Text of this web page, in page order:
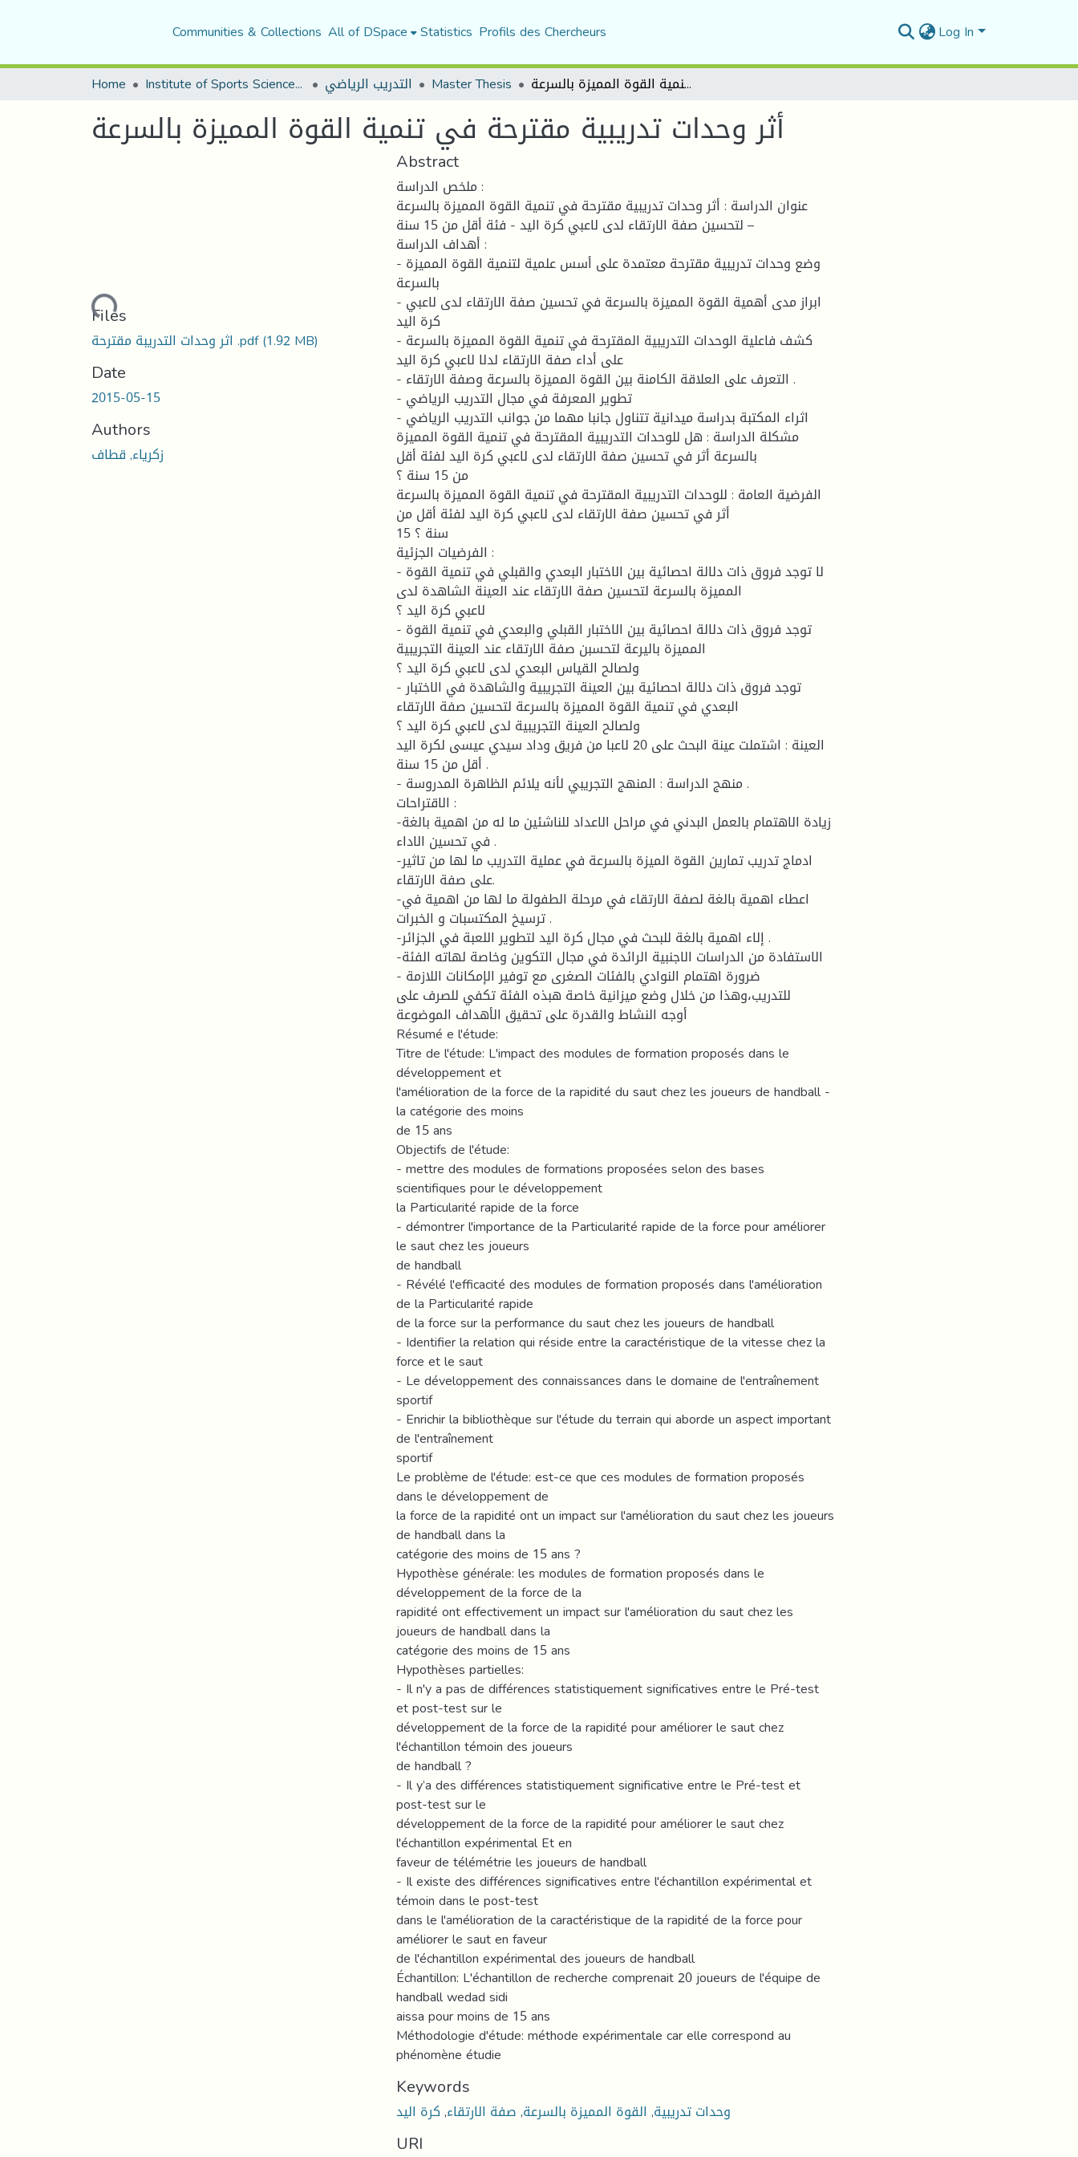
Communities & Collections All of DSpace Statistics Profils des Chercheurs Log In
Home Institute of Sports Sciences and Techniques التدريب الرياضي Master Thesis أثر وحدات تدريبية مقترحة في تنمية القوة المميزة بالسرعة
أثر وحدات تدريبية مقترحة في تنمية القوة المميزة بالسرعة
Loading...
Files
اثر وحدات التدريبة مقترحة .pdf(1.92 MB)
Date
2015-05-15
Authors
زكرياء, قطاف
Abstract
ملخص الدراسة :
عنوان الدراسة : أثر وحدات تدريبية مقترحة في تنمية القوة المميزة بالسرعة
لتحسين صفة الارتقاء لدى لاعبي كرة اليد - فئة أقل من 15 سنة –
أهداف الدراسة :
- وضع وحدات تدريبية مقترحة معتمدة على أسس علمية لتنمية القوة المميزة
بالسرعة
- ابراز مدى أهمية القوة المميزة بالسرعة في تحسين صفة الارتقاء لدى لاعبي
كرة اليد
- كشف فاعلية الوحدات التدريبية المقترحة في تنمية القوة المميزة بالسرعة
على أداء صفة الارتقاء لدلا لاعبي كرة اليد
- التعرف على العلاقة الكامنة بين القوة المميزة بالسرعة وصفة الارتقاء .
- تطوير المعرفة في مجال التدريب الرياضي
- اثراء المكتبة بدراسة ميدانية تتناول جانبا مهما من جوانب التدريب الرياضي
مشكلة الدراسة : هل للوحدات التدريبية المقترحة في تنمية القوة المميزة
بالسرعة أثر في تحسين صفة الارتقاء لدى لاعبي كرة اليد لفئة أقل
من 15 سنة ؟
الفرضية العامة : للوحدات التدريبية المقترحة في تنمية القوة المميزة بالسرعة
أثر في تحسين صفة الارتقاء لدى لاعبي كرة اليد لفئة أقل من
15 سنة ؟
الفرضيات الجزئية :
- لا توجد فروق ذات دلالة احصائية بين الاختبار البعدي والقبلي في تنمية القوة
المميزة بالسرعة لتحسين صفة الارتقاء عند العينة الشاهدة لدى
لاعبي كرة اليد ؟
- توجد فروق ذات دلالة احصائية بين الاختبار القبلي والبعدي في تنمية القوة
المميزة باليرعة لتحسبن صفة الارتقاء عند العينة التجريبية
ولصالح القياس البعدي لدى لاعبي كرة اليد ؟
- توجد فروق ذات دلالة احصائية بين العينة التجريبية والشاهدة في الاختبار
البعدي في تنمية القوة المميزة بالسرعة لتحسين صفة الارتقاء
ولصالح العينة التجريبية لدى لاعبي كرة اليد ؟
العينة : اشتملت عينة البحث على 20 لاعبا من فريق وداد سيدي عيسى لكرة اليد
أقل من 15 سنة .
- منهج الدراسة : المنهج التجريبي لأنه يلائم الظاهرة المدروسة .
الاقتراحات :
-زيادة الاهتمام بالعمل البدني في مراحل الاعداد للناشئين ما له من اهمية بالغة
في تحسين الاداء .
-ادماج تدريب تمارين القوة الميزة بالسرعة في عملية التدريب ما لها من تاثير
على صفة الارتقاء.
-اعطاء اهمية بالغة لصفة الارتقاء في مرحلة الطفولة ما لها من اهمية في
ترسيخ المكتسبات و الخبرات .
-إلاء اهمية بالغة للبحث في مجال كرة اليد لتطوير اللعبة في الجزائر .
-الاستفادة من الدراسات الاجنبية الرائدة في مجال التكوين وخاصة لهاته الفئة
- ضرورة اهتمام النوادي بالفئات الصغرى مع توفير الإمكانات اللازمة
للتدريب،وهذا من خلال وضع ميزانية خاصة هبذه الفئة تكفي للصرف على
أوجه النشاط والقدرة على تحقيق الأهداف الموضوعة
Résumé e l'étude:
Titre de l'étude: L'impact des modules de formation proposés dans le
développement et
l'amélioration de la force de la rapidité du saut chez les joueurs de handball -
la catégorie des moins
de 15 ans
Objectifs de l'étude:
- mettre des modules de formations proposées selon des bases
scientifiques pour le développement
la Particularité rapide de la force
- démontrer l'importance de la Particularité rapide de la force pour améliorer
le saut chez les joueurs
de handball
- Révélé l'efficacité des modules de formation proposés dans l'amélioration
de la Particularité rapide
de la force sur la performance du saut chez les joueurs de handball
- Identifier la relation qui réside entre la caractéristique de la vitesse chez la
force et le saut
- Le développement des connaissances dans le domaine de l'entraînement
sportif
- Enrichir la bibliothèque sur l'étude du terrain qui aborde un aspect important
de l'entraînement
sportif
Le problème de l'étude: est-ce que ces modules de formation proposés
dans le développement de
la force de la rapidité ont un impact sur l'amélioration du saut chez les joueurs
de handball dans la
catégorie des moins de 15 ans ?
Hypothèse générale: les modules de formation proposés dans le
développement de la force de la
rapidité ont effectivement un impact sur l'amélioration du saut chez les
joueurs de handball dans la
catégorie des moins de 15 ans
Hypothèses partielles:
- Il n'y a pas de différences statistiquement significatives entre le Pré-test
et post-test sur le
développement de la force de la rapidité pour améliorer le saut chez
l'échantillon témoin des joueurs
de handball ?
- Il y’a des différences statistiquement significative entre le Pré-test et
post-test sur le
développement de la force de la rapidité pour améliorer le saut chez
l'échantillon expérimental Et en
faveur de télémétrie les joueurs de handball
- Il existe des différences significatives entre l'échantillon expérimental et
témoin dans le post-test
dans le l'amélioration de la caractéristique de la rapidité de la force pour
améliorer le saut en faveur
de l'échantillon expérimental des joueurs de handball
Échantillon: L'échantillon de recherche comprenait 20 joueurs de l'équipe de
handball wedad sidi
aissa pour moins de 15 ans
Méthodologie d'étude: méthode expérimentale car elle correspond au
phénomène étudie
Keywords
وحدات تدريبية, القوة المميزة بالسرعة,صفة الارتقاء,كرة اليد
URI